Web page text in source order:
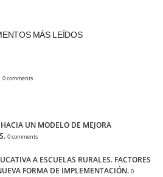
MÁS LEÍDOS
0 comments
UN MODELO DE MEJORA
0 comments
A ESCUELAS RURALES. FACTORES
FORMA DE IMPLEMENTACIÓN. 0